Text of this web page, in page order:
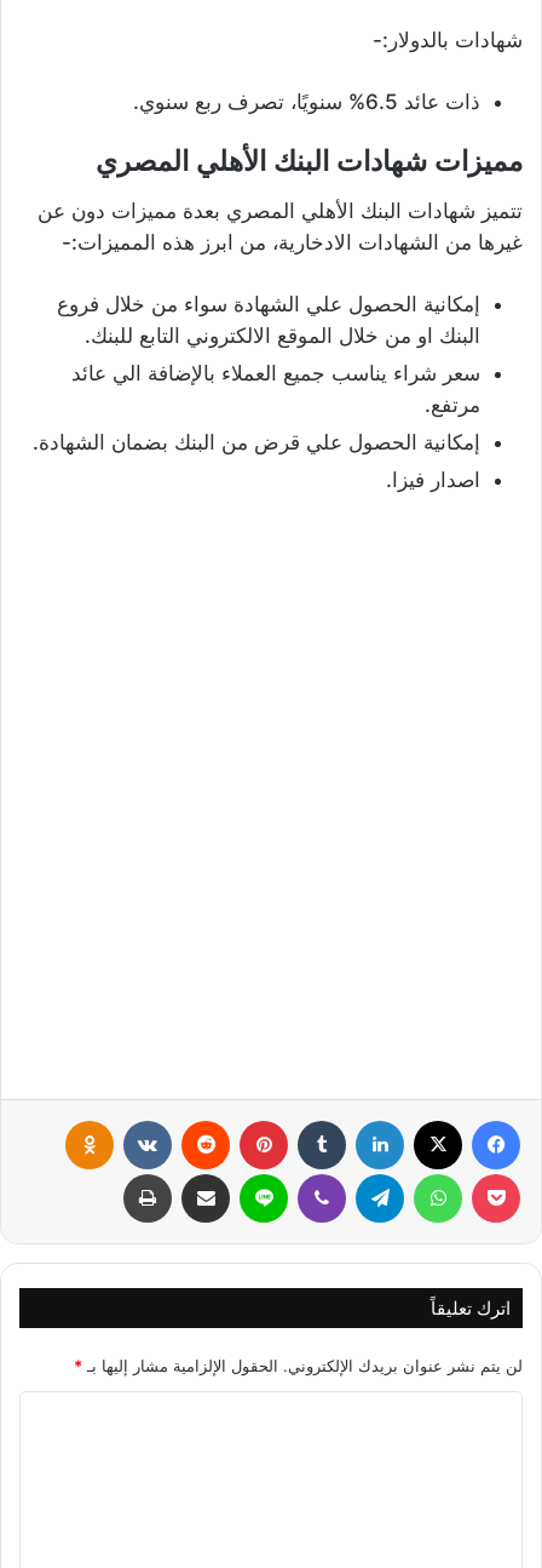
شهادات بالدولار:-
ذات عائد 6.5% سنويًا، تصرف ربع سنوي.
مميزات شهادات البنك الأهلي المصري
تتميز شهادات البنك الأهلي المصري بعدة مميزات دون عن
غيرها من الشهادات الادخارية، من ابرز هذه المميزات:-
إمكانية الحصول علي الشهادة سواء من خلال فروع
البنك او من خلال الموقع الالكتروني التابع للبنك.
سعر شراء يناسب جميع العملاء بالإضافة الي عائد
مرتفع.
إمكانية الحصول علي قرض من البنك بضمان الشهادة.
اصدار فيزا.
اترك تعليقاً
لن يتم نشر عنوان بريدك الإلكتروني. الحقول الإلزامية مشار إليها بـ *